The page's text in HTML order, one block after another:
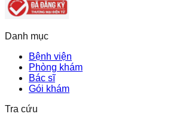
Danh mục
Bệnh viện
Phòng khám
Bác sĩ
Gói khám
Tra cứu